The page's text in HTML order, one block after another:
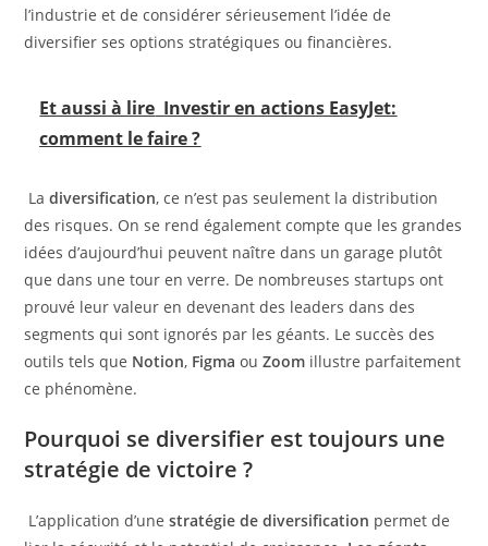
l’industrie et de considérer sérieusement l’idée de
diversifier ses options stratégiques ou financières.
Et aussi à lire Investir en actions EasyJet:
comment le faire ?
Ladiversification, ce n’est pas seulement la distribution
des risques. On se rend également compte que les grandes
idées d’aujourd’hui peuvent naître dans un garage plutôt
que dans une tour en verre. De nombreuses startups ont
prouvé leur valeur en devenant des leaders dans des
segments qui sont ignorés par les géants. Le succès des
outils tels que Notion, Figma ouZoom illustre parfaitement
ce phénomène.
Pourquoi se diversifier est toujours une
stratégie de victoire ?
L’application d’unestratégie de diversification permet de